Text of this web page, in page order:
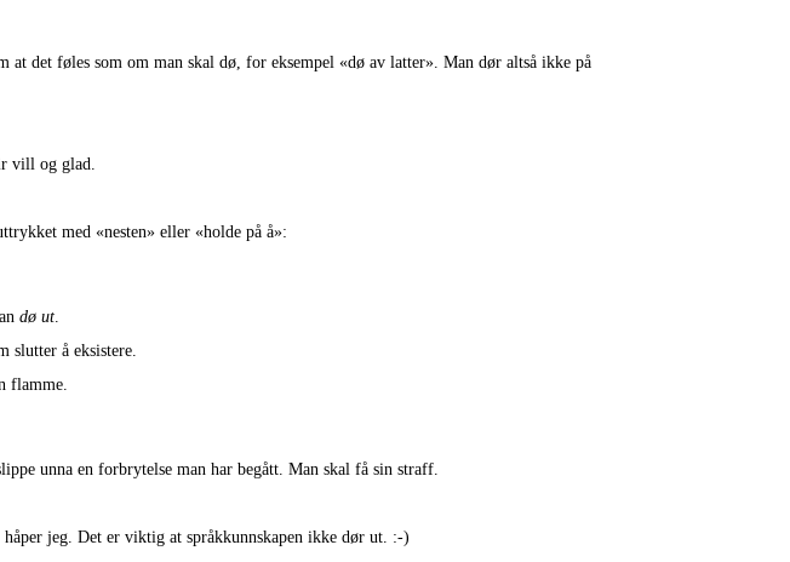
at det føles som om man skal dø, for eksempel «dø av latter». Man dør altså ikke på
vill og glad.
med «nesten» eller «holde på å»:
dø ut
å eksistere.
flamme.
unna en forbrytelse man har begått. Man skal få sin straff.
jeg. Det er viktig at språkkunnskapen ikke dør ut. :-)